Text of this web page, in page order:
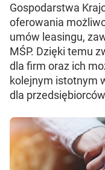
Gospodarstwa
oferowania
umów leasingu,
MŚP. Dzięki temu
dla firm oraz ich
kolejnym istotnym
dla